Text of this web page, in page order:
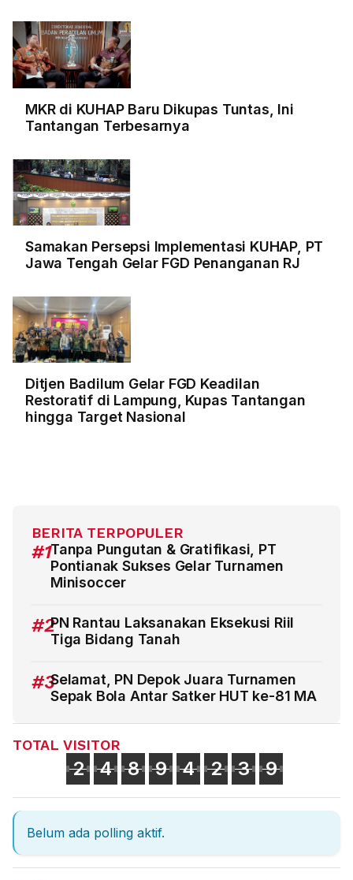
MKR di KUHAP Baru Dikupas Tuntas, Ini
Tantangan Terbesarnya
Samakan Persepsi Implementasi KUHAP, PT
Jawa Tengah Gelar FGD Penanganan RJ
Ditjen Badilum Gelar FGD Keadilan
Restoratif di Lampung, Kupas Tantangan
hingga Target Nasional
BERITA TERPOPULER
#1Tanpa Pungutan & Gratifikasi, PT
Pontianak Sukses Gelar Turnamen
Minisoccer
#2PN Rantau Laksanakan Eksekusi Riil
Tiga Bidang Tanah
#3Selamat, PN Depok Juara Turnamen
Sepak Bola Antar Satker HUT ke-81 MA
TOTAL VISITOR
2 4 8 9 4 2 3 9
Belum ada polling aktif.